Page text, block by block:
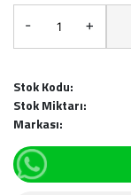
- +
Stok Kodu:
Stok Miktarı:
Markası: